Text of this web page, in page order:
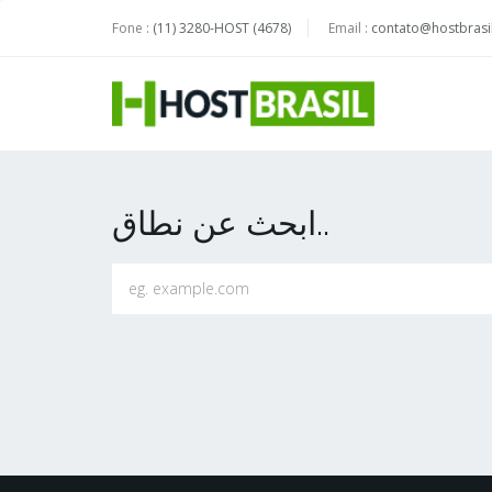
Fone : (11) 3280-HOST (4678) Email :
ابحث عن نطاق..